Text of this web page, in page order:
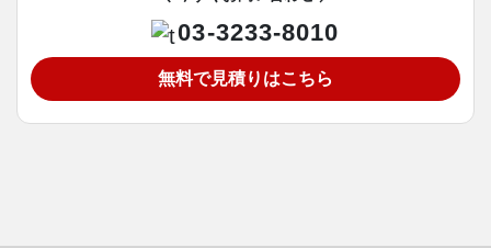
03-3233-8010
無料で見積りはこちら